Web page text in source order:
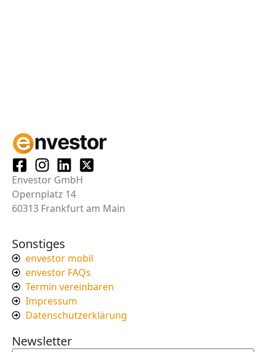
Envestor GmbH
Opernplatz 14
60313 Frankfurt am Main
Sonstiges
envestor mobil
envestor FAQs
Termin vereinbaren
Impressum
Datenschutzerklärung
Newsletter